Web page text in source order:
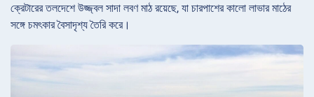
ক্রেটারের তলদেশে উজ্জ্বল সাদা লবণ মাঠ রয়েছে, যা চারপাশের কালো লাভার মাঠের
সঙ্গে চমৎকার বৈসাদৃশ্য তৈরি করে।